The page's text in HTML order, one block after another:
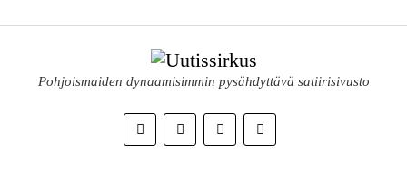
Pohjoismaiden dynaamisimmin pysähdyttävä satiirisivusto